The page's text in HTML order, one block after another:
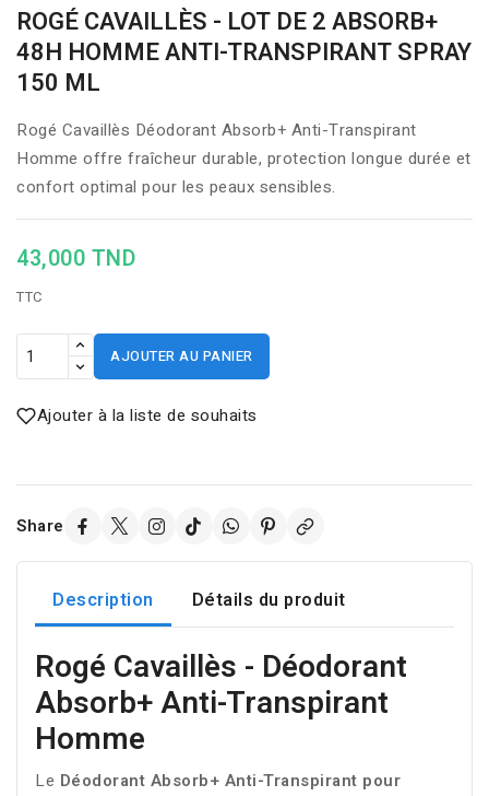
ROGÉ CAVAILLÈS - LOT DE 2 ABSORB+
48H HOMME ANTI-TRANSPIRANT SPRAY
150 ML
Rogé Cavaillès Déodorant Absorb+ Anti-Transpirant
Homme offre fraîcheur durable, protection longue durée et
confort optimal pour les peaux sensibles.
43,000 TND
TTC
AJOUTER AU PANIER
Ajouter à la liste de souhaits
Share
Description Détails du produit
Rogé Cavaillès - Déodorant
Absorb+ Anti-Transpirant
Homme
Le Déodorant Absorb+ Anti-Transpirant pour